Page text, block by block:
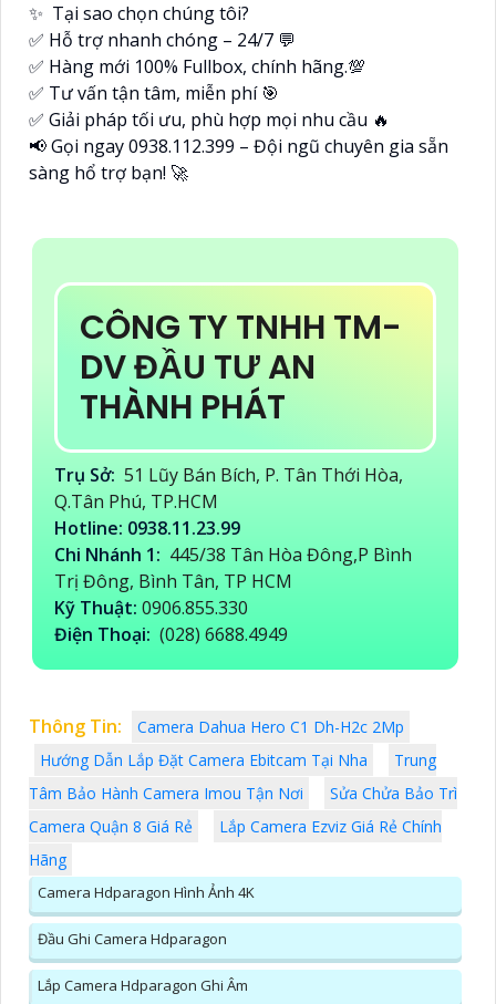
✨ Tại sao chọn chúng tôi?
✅ Hỗ trợ nhanh chóng – 24/7 💬
✅ Hàng mới 100% Fullbox, chính hãng.💯
✅ Tư vấn tận tâm, miễn phí 🎯
✅ Giải pháp tối ưu, phù hợp mọi nhu cầu 🔥
📢 Gọi ngay 0938.112.399 – Đội ngũ chuyên gia sẵn
sàng hổ trợ bạn! 🚀
CÔNG TY TNHH TM-
DV ĐẦU TƯ AN
THÀNH PHÁT
Trụ Sở: 51 Lũy Bán Bích, P. Tân Thới Hòa,
Q.Tân Phú, TP.HCM
Hotline: 0938.11.23.99
Chi Nhánh 1: 445/38 Tân Hòa Đông,P Bình
Trị Đông, Bình Tân, TP HCM
Kỹ Thuật: 0906.855.330
Điện Thoại: (028) 6688.4949
Thông Tin:
Camera Dahua Hero C1 Dh-H2c 2Mp
Hướng Dẫn Lắp Đặt Camera Ebitcam Tại Nha
Trung
Tâm Bảo Hành Camera Imou Tận Nơi
Sửa Chửa Bảo Trì
Camera Quận 8 Giá Rẻ
Lắp Camera Ezviz Giá Rẻ Chính
Hãng
Camera Hdparagon Hình Ảnh 4K
Đầu Ghi Camera Hdparagon
Lắp Camera Hdparagon Ghi Âm